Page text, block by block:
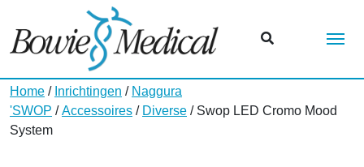
Home / Inrichtingen / Naggura
'SWOP /Accessoires / Diverse / Swop LED Cromo Mood
System